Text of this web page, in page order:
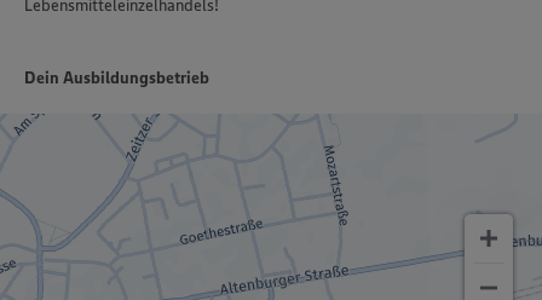
Lebensmitteleinzelhandels!
Dein Ausbildungsbetrieb